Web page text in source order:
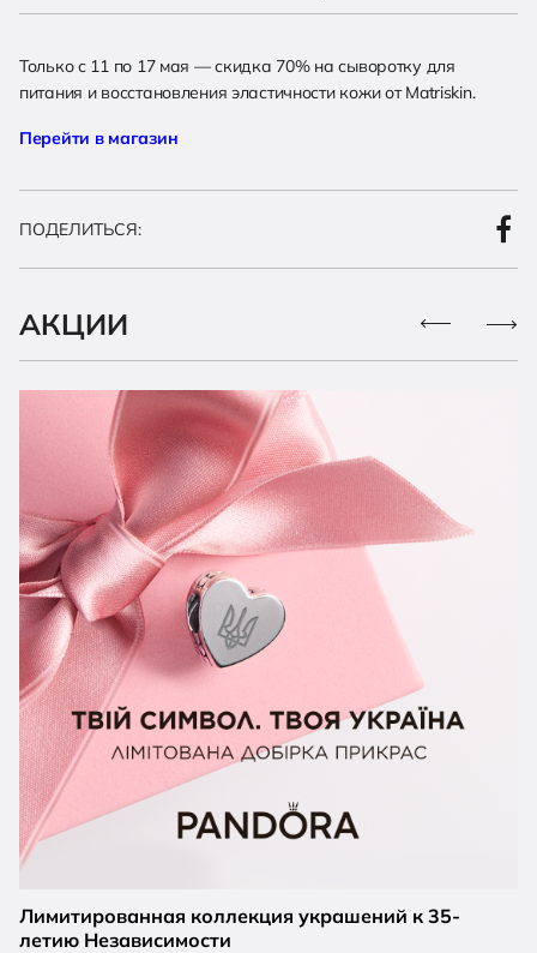
Только с 11 по 17 мая — скидка 70% на сыворотку для
питания и восстановления эластичности кожи от Matriskin.
Перейти в магазин
ПОДЕЛИТЬСЯ:
АКЦИИ
Лимитированная коллекция украшений к 35-
летию Независимости